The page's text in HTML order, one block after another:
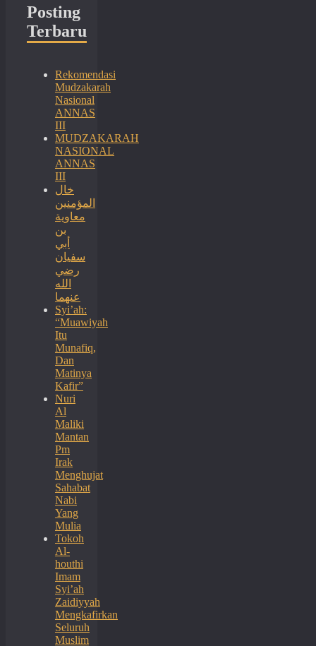
Posting
Terbaru
Rekomendasi
Mudzakarah
Nasional
ANNAS
III
MUDZAKARAH
NASIONAL
ANNAS
III
خال
المؤمنين
معاوية
بن
أبي
سفيان
رضي
الله
عنهما
Syi’ah:
“Muawiyah
Itu
Munafiq,
Dan
Matinya
Kafir”
Nuri
Al
Maliki
Mantan
Pm
Irak
Menghujat
Sahabat
Nabi
Yang
Mulia
Tokoh
Al-
houthi
Imam
Syi’ah
Zaidiyyah
Mengkafirkan
Seluruh
Muslim